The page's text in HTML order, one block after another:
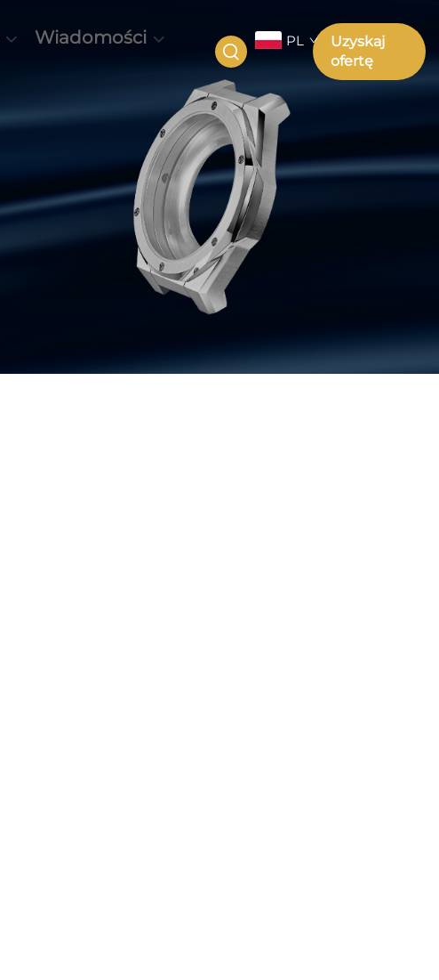
Wiadomości
PL
Uzyskaj
ofertę